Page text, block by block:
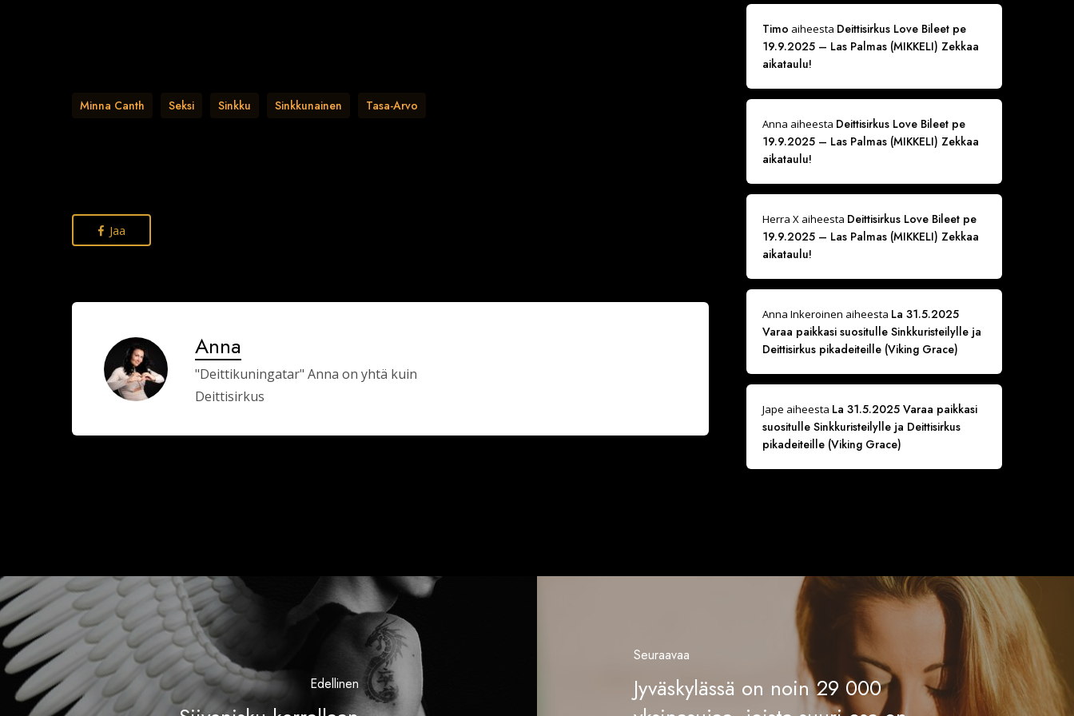
Minna Canth Seksi Sinkku Sinkkunainen Tasa-Arvo
Jaa
Anna
"Deittikuningatar" Anna on yhtä kuin
Deittisirkus
Timo aiheesta Deittisirkus Love Bileet pe
19.9.2025 – Las Palmas (MIKKELI) Zekkaa
aikataulu!
Anna aiheesta Deittisirkus Love Bileet pe
19.9.2025 – Las Palmas (MIKKELI) Zekkaa
aikataulu!
Herra Xaiheesta Deittisirkus Love Bileet pe
19.9.2025 – Las Palmas (MIKKELI) Zekkaa
aikataulu!
Anna Inkeroinen aiheesta La 31.5.2025
Varaa paikkasi suositulle Sinkkuristeilylle ja
Deittisirkus pikadeiteille (Viking Grace)
Jape aiheesta La 31.5.2025 Varaa paikkasi
suositulle Sinkkuristeilylle ja Deittisirkus
pikadeiteille (Viking Grace)
Edellinen
Seuraavaa
Jyväskylässä on noin 29 000